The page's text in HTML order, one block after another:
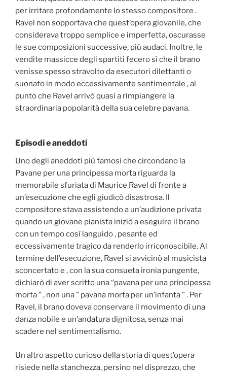
per irritare profondamente lo stesso compositore .
Ravel non sopportava che quest’opera giovanile, che
considerava troppo semplice e imperfetta, oscurasse
le sue composizioni successive, più audaci. Inoltre, le
vendite massicce degli spartiti fecero sì che il brano
venisse spesso stravolto da esecutori dilettanti o
suonato in modo eccessivamente sentimentale , al
punto che Ravel arrivò quasi a rimpiangere la
straordinaria popolarità della sua celebre pavana.
Episodi e aneddoti
Uno degli aneddoti più famosi che circondano la
Pavane per una principessa morta riguarda la
memorabile sfuriata di Maurice Ravel di fronte a
un’esecuzione che egli giudicò disastrosa. Il
compositore stava assistendo a un’audizione privata
quando un giovane pianista iniziò a eseguire il brano
con un tempo così languido , pesante ed
eccessivamente tragico da renderlo irriconoscibile. Al
termine dell’esecuzione, Ravel si avvicinò al musicista
sconcertato e , con la sua consueta ironia pungente,
dichiarò di aver scritto una “pavana per una principessa
morta ” , non una ” pavana morta per un’infanta ” . Per
Ravel, il brano doveva conservare il movimento di una
danza nobile e un’andatura dignitosa, senza mai
scadere nel sentimentalismo.
Un altro aspetto curioso della storia di quest’opera
risiede nella stanchezza, persino nel disprezzo, che